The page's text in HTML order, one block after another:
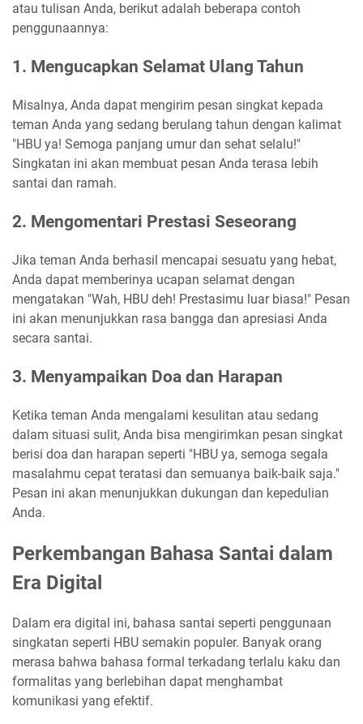
atau tulisan Anda, berikut adalah beberapa contoh
penggunaannya:
1. Mengucapkan Selamat Ulang Tahun
Misalnya, Anda dapat mengirim pesan singkat kepada
teman Anda yang sedang berulang tahun dengan kalimat
"HBU ya! Semoga panjang umur dan sehat selalu!"
Singkatan ini akan membuat pesan Anda terasa lebih
santai dan ramah.
2. Mengomentari Prestasi Seseorang
Jika teman Anda berhasil mencapai sesuatu yang hebat,
Anda dapat memberinya ucapan selamat dengan
mengatakan "Wah, HBU deh! Prestasimu luar biasa!" Pesan
ini akan menunjukkan rasa bangga dan apresiasi Anda
secara santai.
3. Menyampaikan Doa dan Harapan
Ketika teman Anda mengalami kesulitan atau sedang
dalam situasi sulit, Anda bisa mengirimkan pesan singkat
berisi doa dan harapan seperti "HBU ya, semoga segala
masalahmu cepat teratasi dan semuanya baik-baik saja."
Pesan ini akan menunjukkan dukungan dan kepedulian
Anda.
Perkembangan Bahasa Santai dalam
Era Digital
Dalam era digital ini, bahasa santai seperti penggunaan
singkatan seperti HBU semakin populer. Banyak orang
merasa bahwa bahasa formal terkadang terlalu kaku dan
formalitas yang berlebihan dapat menghambat
komunikasi yang efektif.